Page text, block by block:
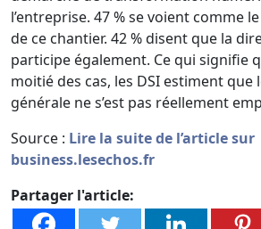
l’entreprise. 47 % se voient comme
de ce chantier. 42 % disent que la
participe également. Ce qui signifie
moitié des cas, les DSI estiment
générale ne s’est pas réellement
Source : Lire la suite de l’article sur
business.lesechos.fr
Partager l'article: